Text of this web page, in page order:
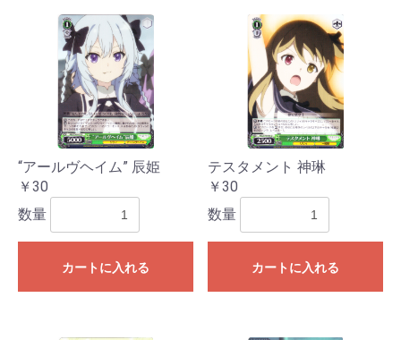
“アールヴヘイム” 辰姫
￥30
数量
カートに入れる
テスタメント 神琳
￥30
数量
カートに入れる